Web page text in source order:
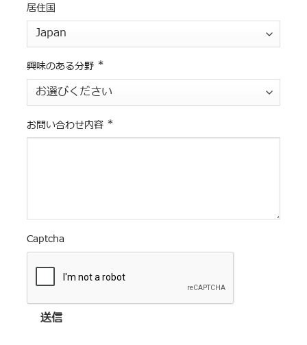
居住国
興味のある分野 *
お問い合わせ内容 *
Captcha
送信